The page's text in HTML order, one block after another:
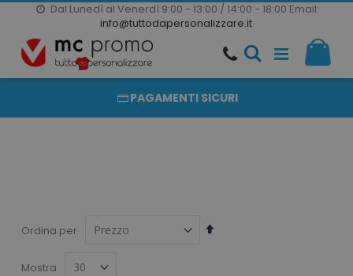
Dal Lunedì al Venerdì 9:00 - 13:00 / 14:00 - 18:00 Email:
info@tuttodapersonalizzare.it
Salta
al
contenuto
20000 PRODOTTI
PRODOTTI COMPLETAMENTE PERSONALIZZABILI
PAGAMENTI SICURI
Ordina per
Mostra